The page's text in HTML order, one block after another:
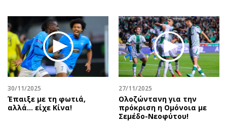
30/11/2025
Έπαιξε με τη φωτιά,
αλλά… είχε Κίνα!
27/11/2025
Ολοζώντανη για την
πρόκριση η Ομόνοια με
Σεμέδο-Νεοφύτου!